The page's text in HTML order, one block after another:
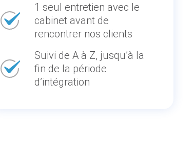
1 seul entretien avec le
cabinet avant de
rencontrer nos clients
Suivi de A à Z, jusqu’à la
fin de la période
d’intégration